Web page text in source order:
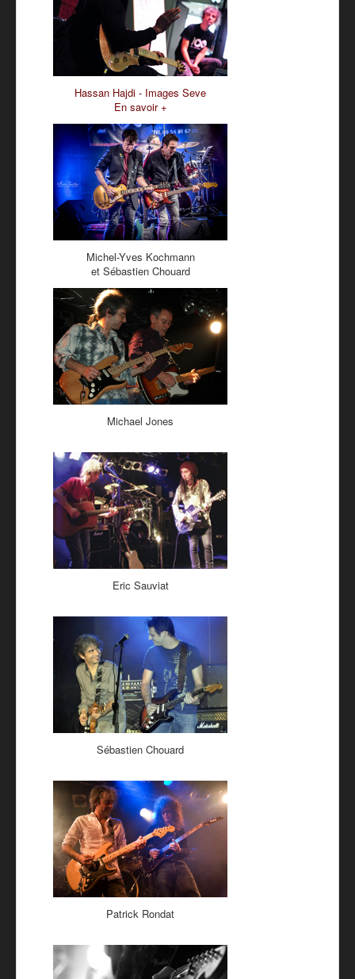
Hassan Hajdi - Images Seve
En savoir +
Michel-Yves Kochmann
et Sébastien Chouard
Michael Jones
Eric Sauviat
Sébastien Chouard
Patrick Rondat